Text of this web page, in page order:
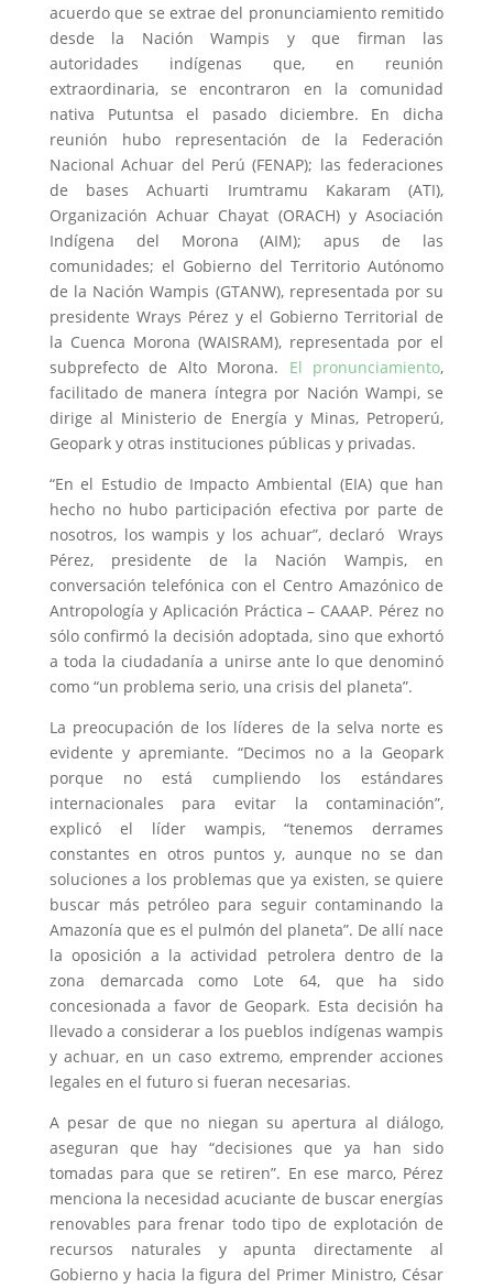
acuerdo que se extrae del pronunciamiento remitido
desde la Nación Wampis y que firman las
autoridades indígenas que, en reunión
extraordinaria, se encontraron en la comunidad
nativa Putuntsa el pasado diciembre. En dicha
reunión hubo representación de la Federación
Nacional Achuar del Perú (FENAP); las federaciones
de bases Achuarti Irumtramu Kakaram (ATI),
Organización Achuar Chayat (ORACH) y Asociación
Indígena del Morona (AIM); apus de las
comunidades; el Gobierno del Territorio Autónomo
de la Nación Wampis (GTANW), representada por su
presidente Wrays Pérez y el Gobierno Territorial de
la Cuenca Morona (WAISRAM), representada por el
subprefecto de Alto Morona. El pronunciamiento,
facilitado de manera íntegra por Nación Wampi, se
dirige al Ministerio de Energía y Minas, Petroperú,
Geopark y otras instituciones públicas y privadas.
“En el Estudio de Impacto Ambiental (EIA) que han
hecho no hubo participación efectiva por parte de
nosotros, los wampis y los achuar”, declaró Wrays
Pérez, presidente de la Nación Wampis, en
conversación telefónica con el Centro Amazónico de
Antropología y Aplicación Práctica – CAAAP. Pérez no
sólo confirmó la decisión adoptada, sino que exhortó
a toda la ciudadanía a unirse ante lo que denominó
como “un problema serio, una crisis del planeta”.
La preocupación de los líderes de la selva norte es
evidente y apremiante. “Decimos no a la Geopark
porque no está cumpliendo los estándares
internacionales para evitar la contaminación”,
explicó el líder wampis, “tenemos derrames
constantes en otros puntos y, aunque no se dan
soluciones a los problemas que ya existen, se quiere
buscar más petróleo para seguir contaminando la
Amazonía que es el pulmón del planeta”. De allí nace
la oposición a la actividad petrolera dentro de la
zona demarcada como Lote 64, que ha sido
concesionada a favor de Geopark. Esta decisión ha
llevado a considerar a los pueblos indígenas wampis
y achuar, en un caso extremo, emprender acciones
legales en el futuro si fueran necesarias.
A pesar de que no niegan su apertura al diálogo,
aseguran que hay “decisiones que ya han sido
tomadas para que se retiren”. En ese marco, Pérez
menciona la necesidad acuciante de buscar energías
renovables para frenar todo tipo de explotación de
recursos naturales y apunta directamente al
Gobierno y hacia la figura del Primer Ministro, César